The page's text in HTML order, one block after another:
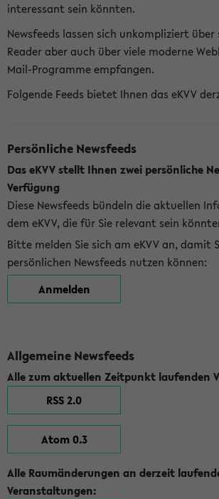
interessant sein könnten.
Newsfeeds lassen sich unkompliziert über
Reader aber auch über viele moderne
Mail-Programme empfangen.
Folgende Feeds bietet Ihnen das eKVV
Persönliche Newsfeeds
Das eKVV stellt Ihnen zwei persönliche
Verfügung
Diese Newsfeeds bündeln die aktuellen
dem eKVV, die für Sie relevant sein
Bitte melden Sie sich am eKVV an, damit
persönlichen Newsfeeds nutzen können:
Anmelden
Allgemeine Newsfeeds
Alle zum aktuellen Zeitpunkt laufenden
RSS 2.0
Atom 0.3
Alle Raumänderungen an derzeit
Veranstaltungen: